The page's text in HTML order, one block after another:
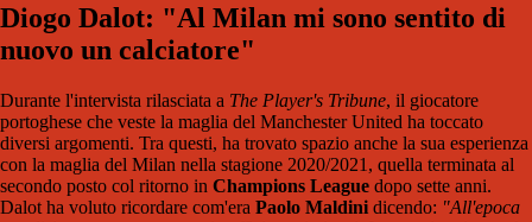
Diogo Dalot: "Al Milan mi sono sentito di
nuovo un calciatore"
Durante l'intervista rilasciata a The Player's Tribune, il giocatore
portoghese che veste la maglia del Manchester United ha toccato
diversi argomenti. Tra questi, ha trovato spazio anche la sua esperienza
con la maglia del Milan nella stagione 2020/2021, quella terminata al
secondo posto col ritorno in Champions League dopo sette anni.
Dalot ha voluto ricordare com'era Paolo Maldini dicendo: "All'epoca